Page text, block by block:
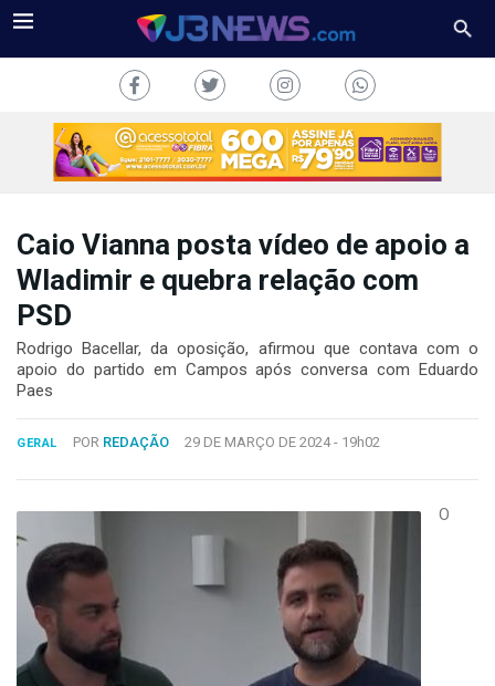
COLUNAS
CONOSCO
2024
por
Hesea
Tecnologia
Sistemas
Caio Vianna posta vídeo de apoio a
Wladimir e quebra relação com
PSD
Rodrigo Bacellar, da oposição, afirmou que contava com o
apoio do partido em Campos após conversa com Eduardo
Paes
GERAL POR REDAÇÃO 29 DE MARÇO DE 2024 - 19h02
O